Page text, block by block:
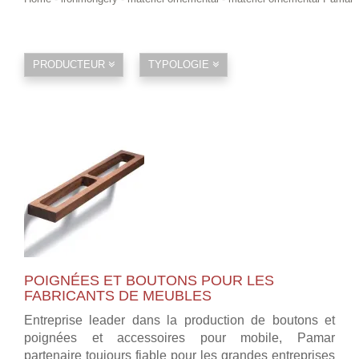
PRODUCTEUR TYPOLOGIE
POIGNÉES ET BOUTONS POUR LES
FABRICANTS DE MEUBLES
Entreprise leader dans la production de boutons et
poignées et accessoires pour mobile, Pamar
partenaire toujours fiable pour les grandes entreprises